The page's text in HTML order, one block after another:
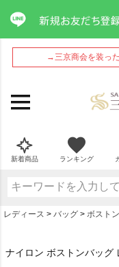
→三京商会を装っ
新着商品 ランキング
レディース バッグ ボスト
ナイロン ボストンバッグ